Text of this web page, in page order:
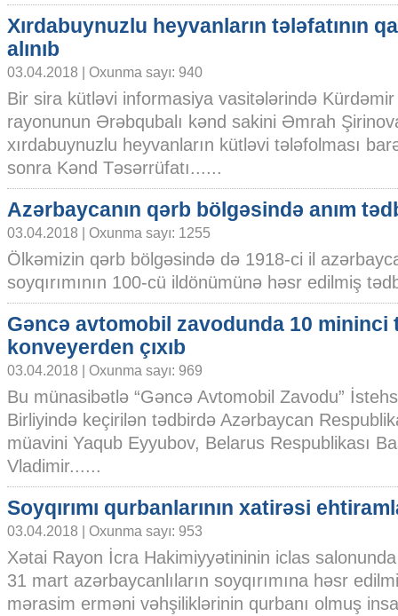
Xırdabuynuzlu heyvanların tələfatının
alınıb
03.04.2018 | Oxunma sayı: 940
Bir sira kütləvi informasiya vasitələrində Kürdəmir
rayonunun Ərəbqubalı kənd sakini Əmrah
xırdabuynuzlu heyvanların kütləvi tələfolması
sonra Kənd Təsərrüfatı......
Azərbaycanın qərb bölgəsində anım
03.04.2018 | Oxunma sayı: 1255
Ölkəmizin qərb bölgəsində də 1918-ci il
soyqırımının 100-cü ildönümünə həsr edilmiş
Gəncə avtomobil zavodunda 10 mininci
konveyerden çıxıb
03.04.2018 | Oxunma sayı: 969
Bu münasibətlə “Gəncə Avtomobil Zavodu”
Birliyində keçirilən tədbirdə Azərbaycan
müavini Yaqub Eyyubov, Belarus Respublikası
Vladimir......
Soyqırımı qurbanlarının xatirəsi
03.04.2018 | Oxunma sayı: 953
Xətai Rayon İcra Hakimiyyətininin iclas
31 mart azərbaycanlıların soyqırımına həsr
mərasim erməni vəhşiliklərinin qurbanı olmuş